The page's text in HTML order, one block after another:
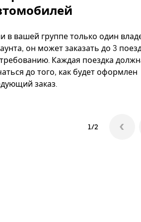
в вашей группе только один
он может заказать до 3
Каждая поездка
до того, как будет оформлен
заказ.
1/2